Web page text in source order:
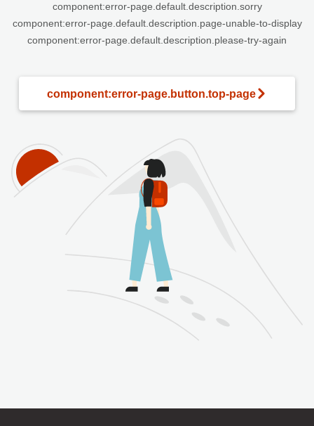
component:error-page.default.description.sorry
component:error-page.default.description.page-unable-to-display
component:error-page.default.description.please-try-again
component:error-page.button.top-page